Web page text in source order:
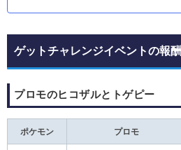
ゲットチャレンジイベントの報酬
プロモのヒコザルとトゲピー
ポケモン プロモ